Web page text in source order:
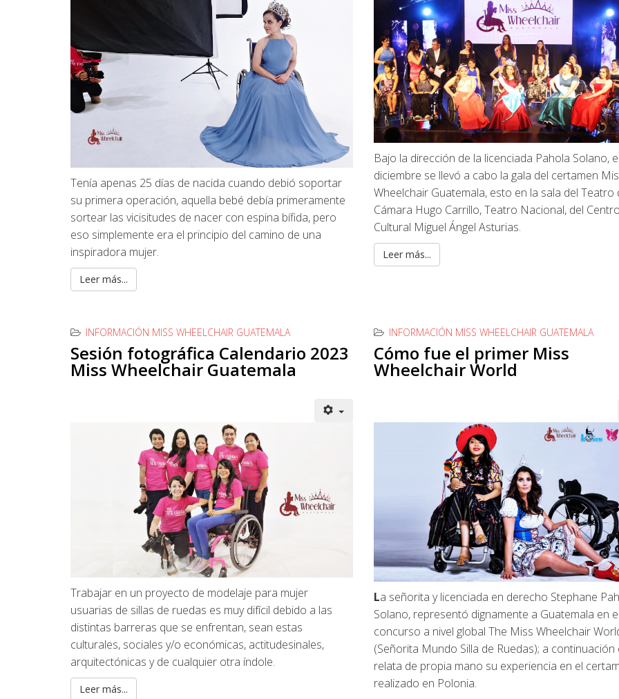
Tenía apenas 25 días de nacida cuando debió soportar
su primera operación, aquella bebé debía primeramente
sortear las vicisitudes de nacer con espina bífida, pero
eso simplemente era el principio del camino de una
inspiradora mujer.
Leer más...
Bajo la dirección de la licenciada Pahola Solano,
diciembre se llevó a cabo la gala del certamen
Wheelchair Guatemala, esto en la sala del Teatro
Cámara Hugo Carrillo, Teatro Nacional, del
Cultural Miguel Ángel Asturias.
Leer más...
INFORMACIÓN MISS WHEELCHAIR GUATEMALA
Sesión fotográfica Calendario 2023
Miss Wheelchair Guatemala
Trabajar en un proyecto de modelaje para mujer
usuarias de sillas de ruedas es muy difícil debido a las
distintas barreras que se enfrentan, sean estas
culturales, sociales y/o económicas, actitudesinales,
arquitectónicas y de cualquier otra índole.
Leer más...
INFORMACIÓN MISS WHEELCHAIR GUATEMALA
Cómo fue el primer Miss
Wheelchair World
La señorita y licenciada en derecho Stephane
Solano, representó dignamente a Guatemala en
concurso a nivel global The Miss Wheelchair
(Señorita Mundo Silla de Ruedas); a continuación
relata de propia mano su experiencia en el
realizado en Polonia.